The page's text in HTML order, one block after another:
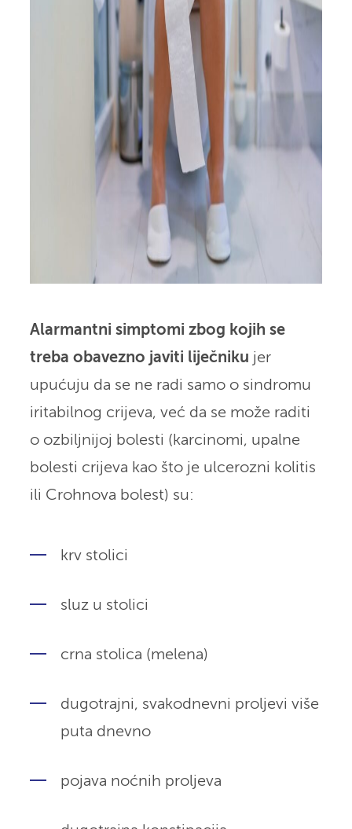
Alarmantni simptomi zbog kojih se
treba obavezno javiti liječniku jer
upućuju da se ne radi samo o sindromu
iritabilnog crijeva, već da se može raditi
o ozbiljnijoj bolesti (karcinomi, upalne
bolesti crijeva kao što je ulcerozni kolitis
ili Crohnova bolest) su:
krv stolici
sluz u stolici
crna stolica (melena)
dugotrajni, svakodnevni proljevi više
puta dnevno
pojava noćnih proljeva